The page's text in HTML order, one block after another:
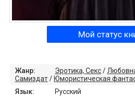
Мой статус
Жанр: Эротика, Секс/
Самиздат/ Юмористическая
Язык:
Русский